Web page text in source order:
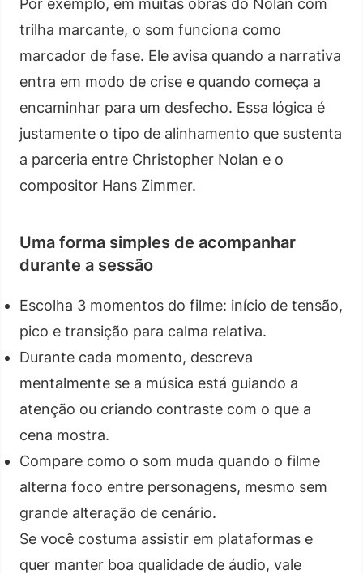
Por exemplo, em muitas obras do Nolan com
trilha marcante, o som funciona como
marcador de fase. Ele avisa quando a narrativa
entra em modo de crise e quando começa a
encaminhar para um desfecho. Essa lógica é
justamente o tipo de alinhamento que sustenta
a parceria entre Christopher Nolan e o
compositor Hans Zimmer.
Uma forma simples de acompanhar
durante a sessão
Escolha 3 momentos do filme: início de tensão,
pico e transição para calma relativa.
Durante cada momento, descreva
mentalmente se a música está guiando a
atenção ou criando contraste com o que a
cena mostra.
Compare como o som muda quando o filme
alterna foco entre personagens, mesmo sem
grande alteração de cenário.
Se você costuma assistir em plataformas e
quer manter boa qualidade de áudio, vale